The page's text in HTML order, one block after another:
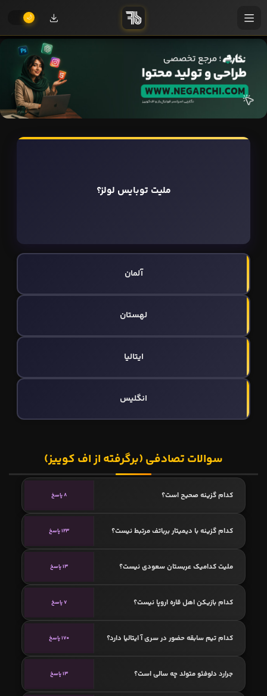
ملیت توبایس لولز؟
آلمان
لهستان
ایتالیا
انگلیس
سوالات تصادفی (برگرفته از اف کوییز)
کدام گزینه صحیح است؟ 8 پاسخ
کدام گزینه با دیمیتار برباتف مرتبط نیست؟ 123 پاسخ
ملیت کدامیک عربستان سعودی نیست؟ 13 پاسخ
کدام بازیکن اهل قاره اروپا نیست؟ 7 پاسخ
کدام تیم سابقه حضور در سری آ ایتالیا دارد؟ 170 پاسخ
جرارد دلوفئو متولد چه سالی است؟ 13 پاسخ